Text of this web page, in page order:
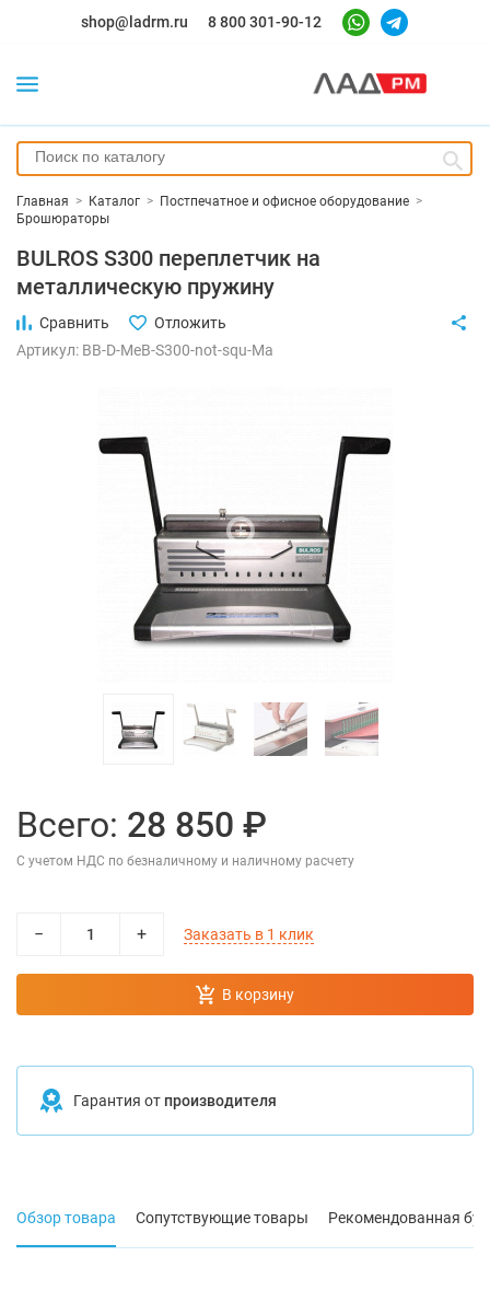
shop@ladrm.ru 8 800 301-90-12
Главная > Каталог > Постпечатное и офисное оборудование >
Брошюраторы
BULROS S300 переплетчик на
металлическую пружину
Сравнить
Отложить
Артикул: BB-D-MeB-S300-not-squ-Ma
Всего: 28 850 ₽
С учетом НДС по безналичному и наличному расчету
− + Заказать в 1 клик
В корзину
Гарантия от производителя
Обзор товара Сопутствующие товары Рекомендованная